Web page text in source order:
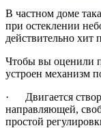
В частном доме
при остеклении
действительно хит
Чтобы вы оценили
устроен механизм
· Двигается
направляющей,
простой